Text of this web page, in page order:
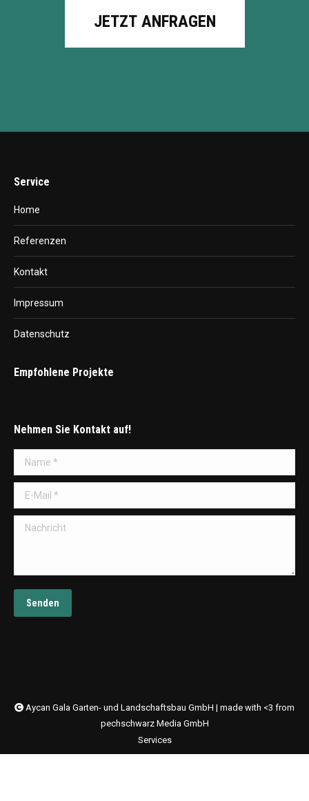
JETZT ANFRAGEN
Service
Home
Referenzen
Kontakt
Impressum
Datenschutz
Empfohlene Projekte
Nehmen Sie Kontakt auf!
Name *
E-Mail *
Nachricht
Senden
Aycan Gala Garten- und Landschaftsbau GmbH | made with <3 from
pechschwarz Media GmbH
Services